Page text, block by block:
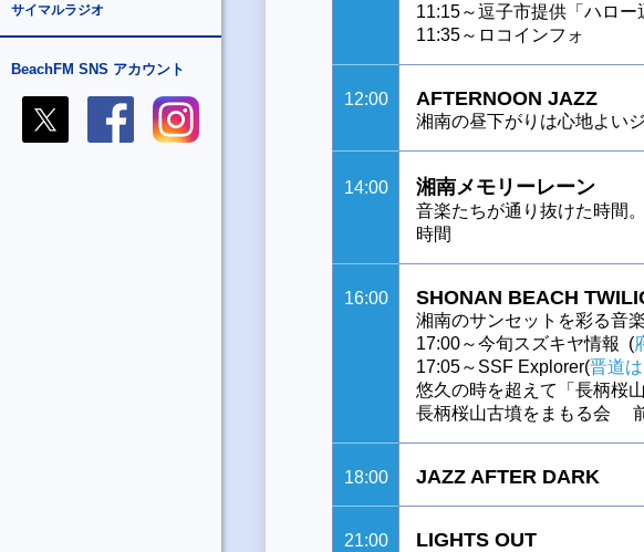
サイマルラジオ
BeachFM SNS アカウント
11:15～逗子市提供「ハロー
11:35～ロコインフォ
12:00 AFTERNOON JAZZ
湘南の昼下がりは心地よい
14:00 湘南メモリーレーン
音楽たちが通り抜けた時間
時間
16:00 SHONAN BEACH
湘南のサンセットを彩る音
17:00～今旬スズキヤ情報 (
17:05～SSF Explorer(晋道
悠久の時を超えて「長柄桜山
長柄桜山古墳をまもる会
18:00 JAZZ AFTER DARK
21:00 LIGHTS OUT